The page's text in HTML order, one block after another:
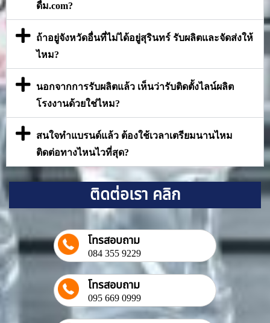
ดื่ม.com?
ถ้าอยู่จังหวัดอื่นที่ไม่ได้อยู่สุรินทร์ รับผลิตและจัดส่งให้
ไหม?
นอกจากการรับผลิตแล้ว เห็นว่ารับติดตั้งไลน์ผลิต
โรงงานด้วยใช่ไหม?
สนใจทำแบรนด์แล้ว ต้องใช้เวลาเตรียมนานไหม
ติดต่อทางไหนไวที่สุด?
ติดต่อเรา คลิก
โทรสอบถาม
084 355 9229
โทรสอบถาม
095 669 0999